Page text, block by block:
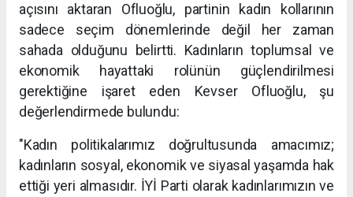
açısını aktaran Ofluoğlu, partinin kadın kollarının
sadece seçim dönemlerinde değil her zaman
sahada olduğunu belirtti. Kadınların toplumsal ve
ekonomik hayattaki rolünün güçlendirilmesi
gerektiğine işaret eden Kevser Ofluoğlu, şu
değerlendirmede bulundu:
"Kadın politikalarımız doğrultusunda amacımız;
kadınların sosyal, ekonomik ve siyasal yaşamda hak
ettiği yeri almasıdır. İYİ Parti olarak kadınlarımızın ve